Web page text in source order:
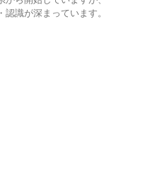
識が深まっています。